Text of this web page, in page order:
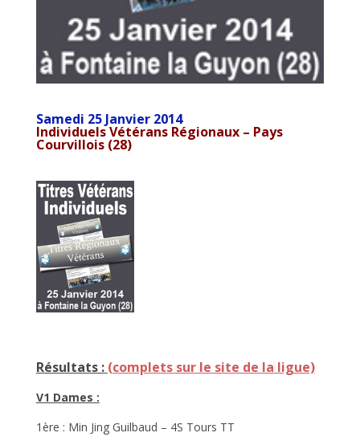
Samedi 25 Janvier 2014
Individuels Vétérans Régionaux – Pays
Courvillois (28)
Résultats : (complets sur le site de la ligue)
V1 Dames :
1ère : Min Jing Guilbaud – 4S Tours TT